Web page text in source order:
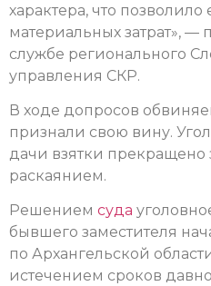
характера, что
материальных затрат», —
службе регионального
управления СКР.
В ходе допросов
признали свою вину.
дачи взятки прекращено
раскаянием.
Решением суда
бывшего заместителя
по Архангельской
истечением сроков